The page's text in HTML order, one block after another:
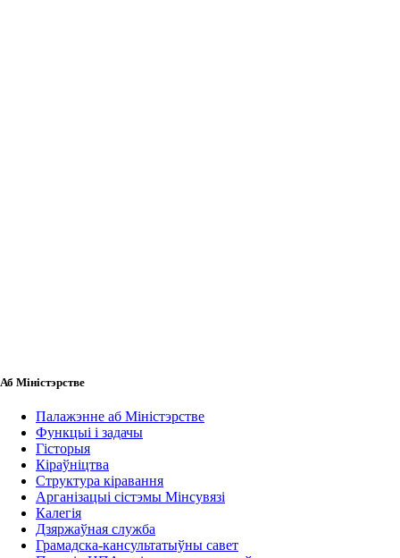
Аб Міністэрстве
Палажэнне аб Міністэрстве
Функцыі і задачы
Гісторыя
Кіраўніцтва
Структура кіравання
Арганізацыі сістэмы Мінсувязі
Калегія
Дзяржаўная служба
Грамадска-кансультатыўны савет